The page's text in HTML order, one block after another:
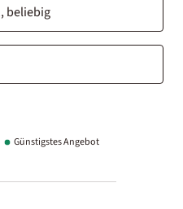
Günstigstes Angebot